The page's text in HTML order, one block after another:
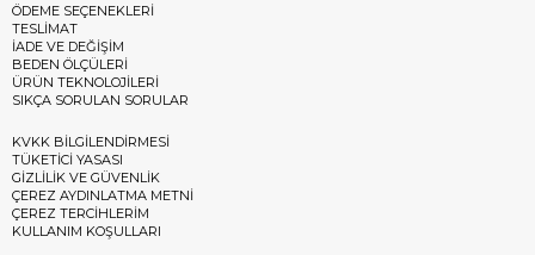
ÖDEME SEÇENEKLERİ
TESLİMAT
İADE VE DEĞİŞİM
BEDEN ÖLÇÜLERİ
ÜRÜN TEKNOLOJİLERİ
SIKÇA SORULAN SORULAR
KVKK BİLGİLENDİRMESİ
TÜKETİCİ YASASI
GİZLİLİK VE GÜVENLİK
ÇEREZ AYDINLATMA METNİ
ÇEREZ TERCİHLERİM
KULLANIM KOŞULLARI